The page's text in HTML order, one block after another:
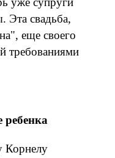
Эта свадьба,
еще своего
требованиями
ребенка
Корнелу